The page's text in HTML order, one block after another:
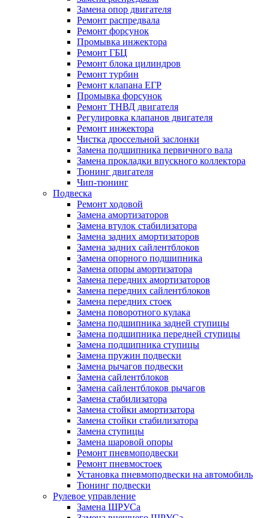
Замена опор двигателя
Ремонт распредвала
Ремонт форсунок
Промывка инжектора
Ремонт ГБЦ
Ремонт блока цилиндров
Ремонт турбин
Ремонт клапана ЕГР
Промывка форсунок
Ремонт ТНВД двигателя
Регулировка клапанов двигателя
Ремонт инжектора
Чистка дроссельной заслонки
Замена подшипника первичного вала
Замена прокладки впускного коллектора
Тюнинг двигателя
Чип-тюнинг
Подвеска
Ремонт ходовой
Замена амортизаторов
Замена втулок стабилизатора
Замена задних амортизаторов
Замена задних сайлентблоков
Замена опорного подшипника
Замена опоры амортизатора
Замена передних амортизаторов
Замена передних сайлентблоков
Замена передних стоек
Замена поворотного кулака
Замена подшипника задней ступицы
Замена подшипника передней ступицы
Замена подшипника ступицы
Замена пружин подвески
Замена рычагов подвески
Замена сайлентблоков
Замена сайлентблоков рычагов
Замена стабилизатора
Замена стойки амортизатора
Замена стойки стабилизатора
Замена ступицы
Замена шаровой опоры
Ремонт пневмоподвески
Ремонт пневмостоек
Установка пневмоподвески на автомобиль
Тюнинг подвески
Рулевое управление
Замена ШРУСа